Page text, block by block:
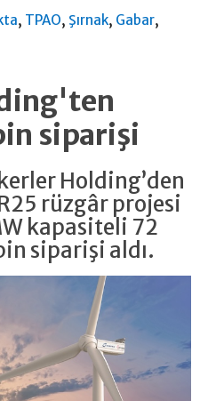
, TPAO, Şırnak, Gabar,
siparişi
Holding’den
rüzgâr projesi
kapasiteli 72
siparişi aldı.